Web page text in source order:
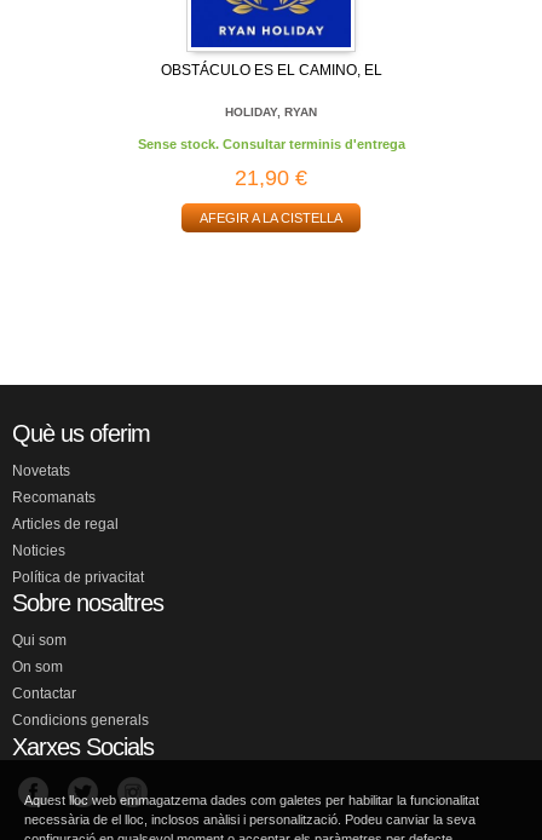
OBSTÁCULO ES EL CAMINO, EL
HOLIDAY, RYAN
Sense stock. Consultar terminis d'entrega
21,90 €
AFEGIR A LA CISTELLA
Què us oferim
Novetats
Recomanats
Articles de regal
Noticies
Política de privacitat
Sobre nosaltres
Qui som
On som
Contactar
Condicions generals
Xarxes Socials
Aquest lloc web emmagatzema dades com galetes per habilitar la funcionalitat
necessària de el lloc, inclosos anàlisi i personalització. Podeu canviar la seva